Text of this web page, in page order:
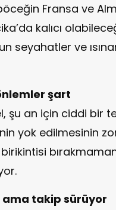
Fransa ve
kalıcı
seyahatler ve
şart
şu an için ciddi bir
yok edilmesinin
ama takip sürüyor